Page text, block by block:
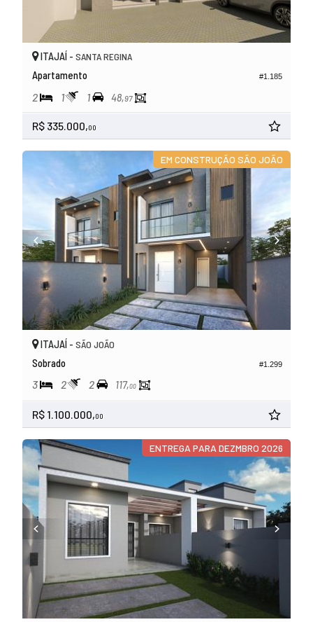
#1.185
ITAJAÍ - SANTA REGINA
Apartamento
2 1 1 48,97
R$ 335.000,00
EM CONSTRUÇÃO SÃO JOÃO
#1.299
ITAJAÍ - SÃO JOÃO
Sobrado
3 2 2 117,00
R$ 1.100.000,00
ENTREGA PARA DEZMBRO 2026